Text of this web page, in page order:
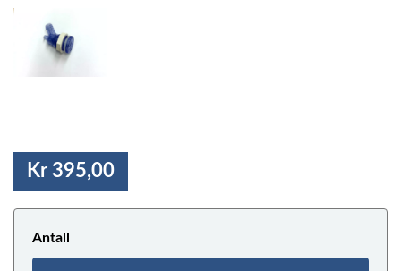
Kr 395,00
Antall